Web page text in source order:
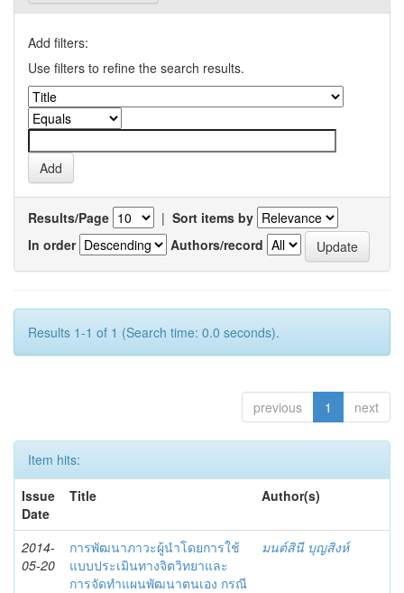
Add filters:
Use filters to refine the search results.
Results/Page | Sort items by
In order
Authors/record
Results 1-1 of 1 (Search time: 0.0 seconds).
previous 1 next
Item hits:
Issue
Date
Title Author(s)
2014-
05-20
การพัฒนาภาวะผู้นำโดยการใช้
แบบประเมินทางจิตวิทยาและ
การจัดทำแผนพัฒนาตนเอง กรณี
มนต์สินี บุญสิงห์